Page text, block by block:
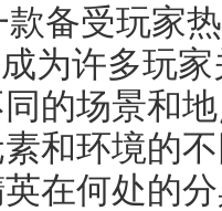
备受玩家
为许多玩
的场景和
和环境的
在何处的